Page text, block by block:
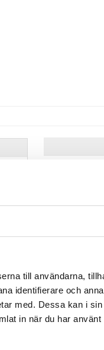
till användarna,
identifierare och
med. Dessa kan i
in när du har
enkelt,
Braun
3030
BRAUN
299 kr